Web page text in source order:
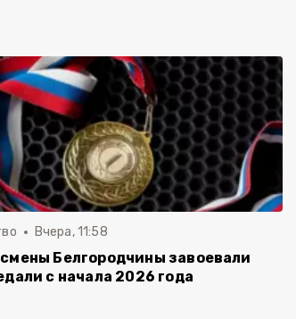
Вчера, 11:58
Белгородчины завоевали
с начала 2026 года